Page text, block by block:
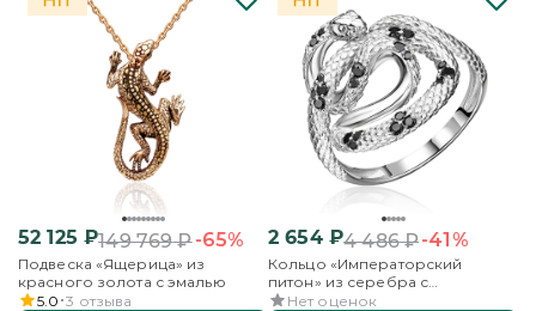
52 125 ₽149 769₽-65%
Подвеска «Ящерица» из
красного золота с эмалью
5.0 3 отзыва
2 654₽4 486₽-41%
Кольцо «Императорский
питон» из серебра с
фианитами
Нет оценок